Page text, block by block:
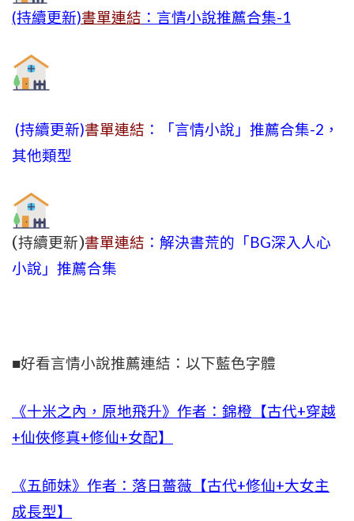
(持續更新)書單連結 ：言情小說推薦合集-1
(持續更新)書單連結 ：「言情小說」推薦合集-2，
其他類型
(持續更新)書單連結 ：解決書荒的「BG深入人心
小說」推薦合集
■好看言情小說推薦連結：以下藍色字體
《十米之內，原地飛升》作者：錦橙【古代+穿越
+仙俠修真+修仙+女配】
《五師妹》作者：落日薔薇【古代+修仙+大女主
成長型】